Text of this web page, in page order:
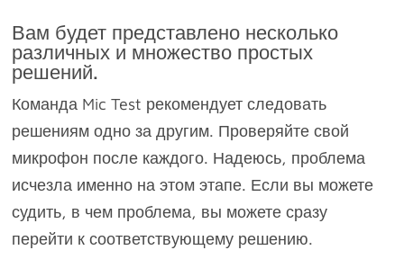
Вам будет представлено несколько
различных и множество простых
решений.
Команда Mic Test рекомендует следовать
решениям одно за другим. Проверяйте свой
микрофон после каждого. Надеюсь, проблема
исчезла именно на этом этапе. Если вы можете
судить, в чем проблема, вы можете сразу
перейти к соответствующему решению.